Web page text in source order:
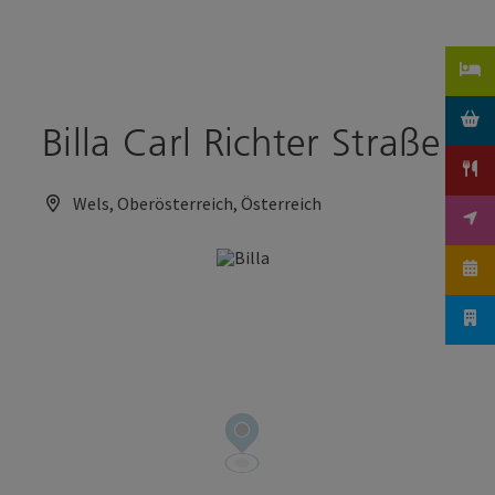
Billa Carl Richter Straße
Wels, Oberösterreich, Österreich